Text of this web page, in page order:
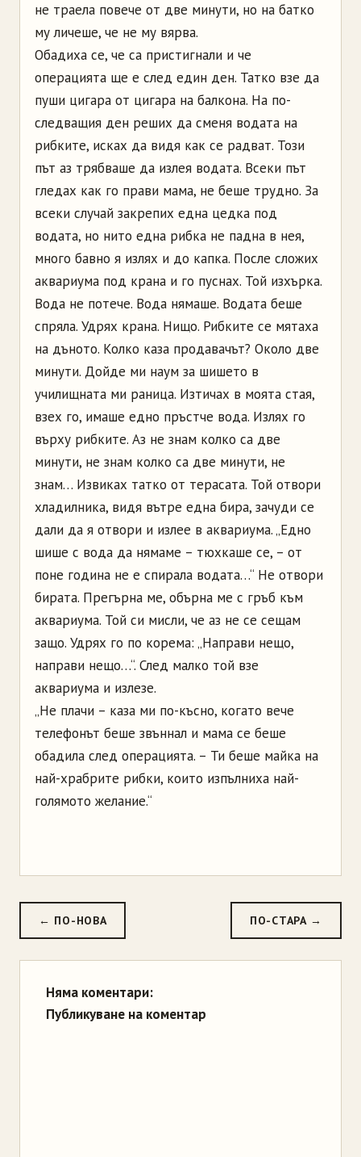
не траела повече от две минути, но на батко
му личеше, че не му вярва.
Обадиха се, че са пристигнали и че
операцията ще е след един ден. Татко взе да
пуши цигара от цигара на балкона. На по-
следващия ден реших да сменя водата на
рибките, исках да видя как се радват. Този
път аз трябваше да излея водата. Всеки път
гледах как го прави мама, не беше трудно. За
всеки случай закрепих една цедка под
водата, но нито една рибка не падна в нея,
много бавно я излях и до капка. После сложих
аквариума под крана и го пуснах. Той изхърка.
Вода не потече. Вода нямаше. Водата беше
спряла. Удрях крана. Нищо. Рибките се мятаха
на дъното. Колко каза продавачът? Около две
минути. Дойде ми наум за шишето в
училищната ми раница. Изтичах в моята стая,
взех го, имаше едно пръстче вода. Излях го
върху рибките. Аз не знам колко са две
минути, не знам колко са две минути, не
знам… Извиках татко от терасата. Той отвори
хладилника, видя вътре една бира, зачуди се
дали да я отвори и излее в аквариума. „Едно
шише с вода да нямаме – тюхкаше се, – от
поне година не е спирала водата…“ Не отвори
бирата. Прегърна ме, обърна ме с гръб към
аквариума. Той си мисли, че аз не се сещам
защо. Удрях го по корема: „Направи нещо,
направи нещо…“. След малко той взе
аквариума и излезе.
„Не плачи – каза ми по-късно, когато вече
телефонът беше звъннал и мама се беше
обадила след операцията. – Ти беше майка на
най-храбрите рибки, които изпълниха най-
голямото желание.“
← ПО-НОВА ПО-СТАРА →
Няма коментари:
Публикуване на коментар